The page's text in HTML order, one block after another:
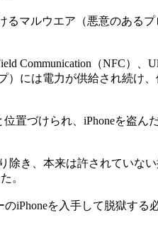
マルウエア（悪意のある
Communication（NFC）、
）には電力が供給され続け
置づけられ、iPhoneを盗ん
き、本来は許されていな
。
iPhoneを入手して脱獄する